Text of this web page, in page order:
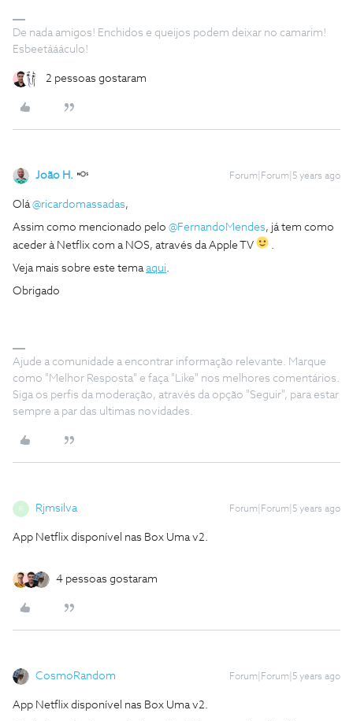
De nada amigos! Enchidos e queijos podem deixar no camarim!
Esbeetáááculo!
2 pessoas gostaram
João H. Forum|Forum|5 years ago
Olá@ricardomassadas,
Assim como mencionado pelo @FernandoMendes, já tem como
aceder à Netflix com a NOS, através da Apple TV
.
Veja mais sobre este temaaqui.
Obrigado
Ajude a comunidade a encontrar informação relevante. Marque
como "Melhor Resposta" e faça "Like" nos melhores comentários.
Siga os perfis da moderação, através da opção "Seguir", para estar
sempre a par das ultimas novidades.
R Rjmsilva Forum|Forum|5 years ago
App Netflix disponível nas Box Uma v2.
4 pessoas gostaram
CosmoRandom Forum|Forum|5 years ago
App Netflix disponível nas Box Uma v2.